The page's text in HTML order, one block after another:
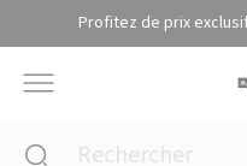
Profitez de prix
Panneau de gestion des cookies